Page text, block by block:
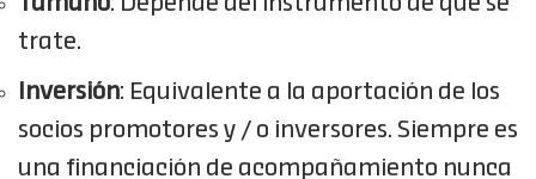
Tamaño: Depende del instrumento de qué se
trate.
Inversión: Equivalente a la aportación de los
socios promotores y / o inversores. Siempre es
una financiación de acompañamiento nunca